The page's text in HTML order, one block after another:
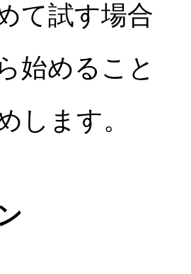
て試す場合
始めること
します。